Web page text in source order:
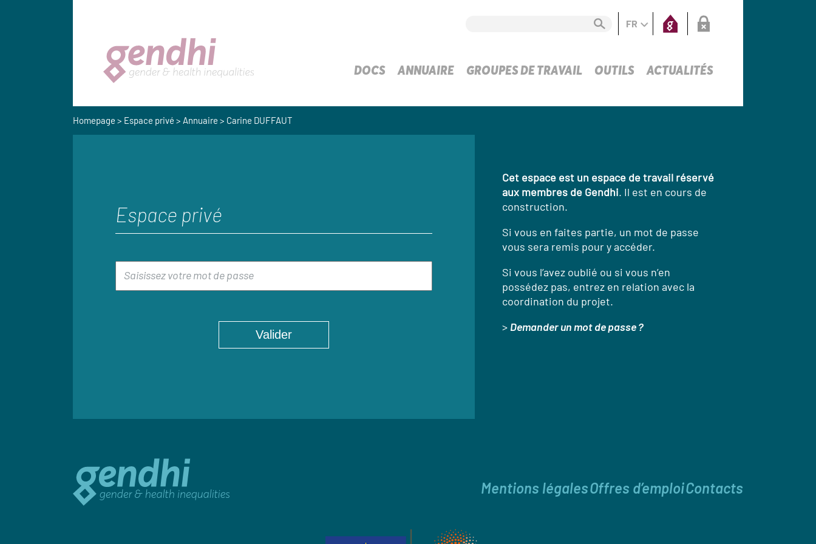
FR
DOCS ANNUAIRE GROUPES DE TRAVAIL OUTILS ACTUALITÉS
Homepage > Espace privé > Annuaire > Carine DUFFAUT
Espace privé
Cet espace est un espace de travail réservé
aux membres de Gendhi. Il est en cours de
construction.
Si vous en faites partie, un mot de passe
vous sera remis pour y accéder.
Si vous l’avez oublié ou si vous n’en
possédez pas, entrez en relation avec la
coordination du projet.
> Demander un mot de passe ?
Mentions légalesOffres d’emploiContacts